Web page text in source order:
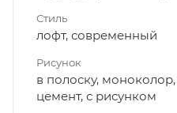
Стиль
лофт, современный
Рисунок
в полоску,
цемент, с рисунком